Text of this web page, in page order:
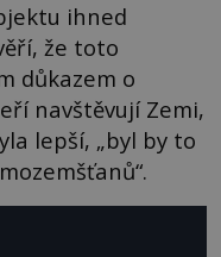
ihned
že toto
důkazem o
navštěvují Zemi,
lepší, „byl by to